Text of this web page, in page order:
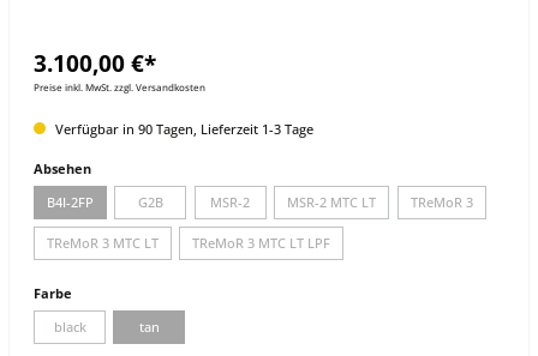
3.100,00 €*
Preise inkl. MwSt. zzgl. Versandkosten
Verfügbar in 90 Tagen, Lieferzeit 1-3 Tage
Absehen
B4I-2FP
G2B MSR-2 MSR-2 MTC LT TReMoR 3
TReMoR 3 MTC LT TReMoR 3 MTC LT LPF
Farbe
black
tan